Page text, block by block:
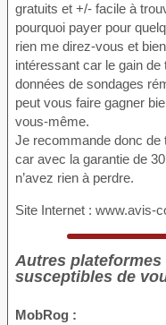
gratuits et +/- facile à
pourquoi payer pour
rien me direz-vous et
intéressant car le gain
données de sondages
peut vous faire gagner
vous-même.
Je recommande donc de
car avec la garantie de
n’avez rien à perdre.
Site Internet : www.avis-
Autres
susceptibles de
MobRog :